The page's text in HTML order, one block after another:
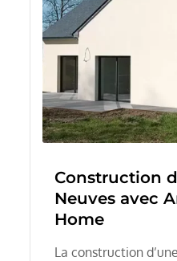
Construction
Neuves avec
Home
La construction